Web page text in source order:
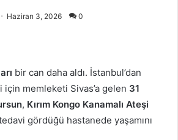
Haziran 3, 2026 0
bir can daha aldı. İstanbul’dan
için memleketi Sivas’a gelen 31
, Kırım Kongo Kanamalı Ateşi
gördüğü hastanede yaşamını